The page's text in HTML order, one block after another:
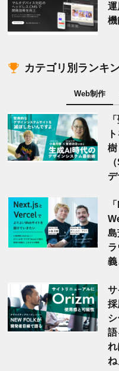
機
カテゴリ別ランキ
Web制作
島
義
採
語
れ
ね